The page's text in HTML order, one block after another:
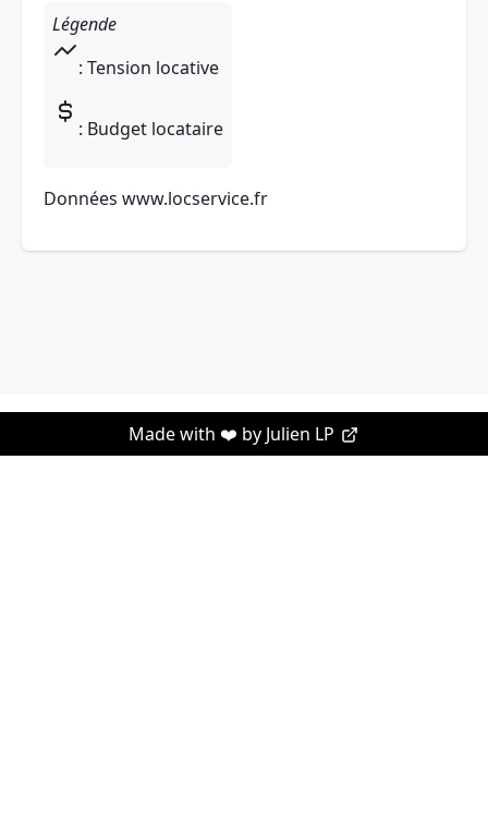
Légende
: Tension locative
: Budget locataire
Données www.locservice.fr
Made with ❤️ by Julien LP